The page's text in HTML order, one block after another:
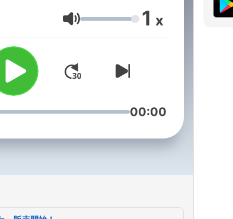
毒ッ気たっぷりでコメント
応えるコーナーなど、ラン
にお送りします。TBSラジ
毎週日曜10時から放送中！
Podcastでは番組一部をお
いただけます。配信するコ
ー、箇所、更新日時などは
います。なお配信期間はエ
さい。 --- オンエア全
Volume 1 x
00:00